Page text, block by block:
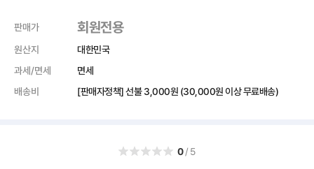
판매가 회원전용
원산지
대한민국
과세/면세
면세
배송비
[판매자정책] 선불 3,000원 (30,000원 이상 무료배송)
0/5